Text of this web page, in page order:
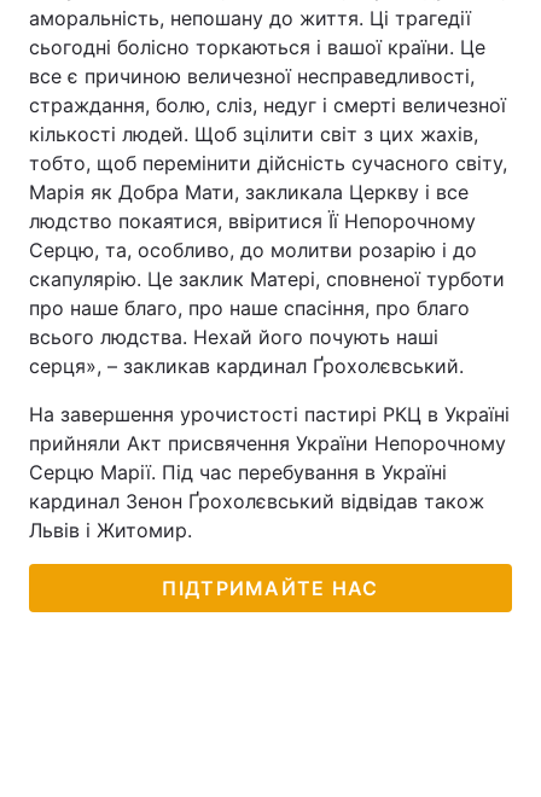
аморальність, непошану до життя. Ці трагедії
сьогодні болісно торкаються і вашої країни. Це
все є причиною величезної несправедливості,
страждання, болю, сліз, недуг і смерті величезної
кількості людей. Щоб зцілити світ з цих жахів,
тобто, щоб перемінити дійсність сучасного світу,
Марія як Добра Мати, закликала Церкву і все
людство покаятися, ввіритися Її Непорочному
Серцю, та, особливо, до молитви розарію і до
скапулярію. Це заклик Матері, сповненої турботи
про наше благо, про наше спасіння, про благо
всього людства. Нехай його почують наші
серця», – закликав кардинал Ґрохолєвський.
На завершення урочистості пастирі РКЦ в Україні
прийняли Акт присвячення України Непорочному
Серцю Марії. Під час перебування в Україні
кардинал Зенон Ґрохолєвський відвідав також
Львів і Житомир.
ПІДТРИМАЙТЕ НАС